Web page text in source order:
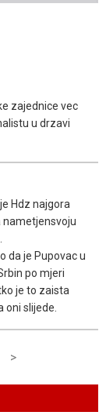
zajednice vec
u drzavi
Hdz najgora
nametjensvoju
da je Pupovac u
po mjeri
je to zaista
oni slijede.
>